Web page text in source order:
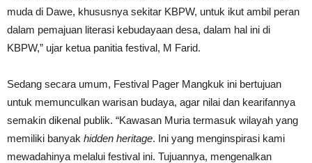
muda di Dawe, khususnya sekitar KBPW, untuk ikut ambil peran
dalam pemajuan literasi kebudayaan desa, dalam hal ini di
KBPW,” ujar ketua panitia festival, M Farid.
Sedang secara umum, Festival Pager Mangkuk ini bertujuan
untuk memunculkan warisan budaya, agar nilai dan kearifannya
semakin dikenal publik. “Kawasan Muria termasuk wilayah yang
memiliki banyak hidden heritage. Ini yang menginspirasi kami
mewadahinya melalui festival ini. Tujuannya, mengenalkan